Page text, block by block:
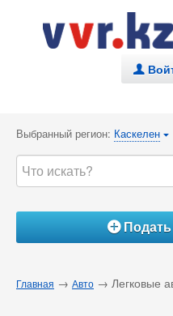
.
Выбранный регион: Каскелен {
Á
Главная → Авто → Легковые